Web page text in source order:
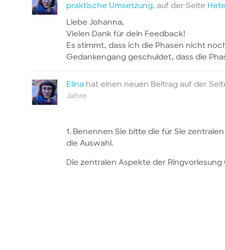
praktische Umsetzung, auf der Seite
Liebe Johanna,
Vielen Dank für dein Feedback!
Es stimmt, dass ich die Phasen nicht
Gedankengang geschuldet, dass die
Elina hat einen neuen Beitrag auf der
Jahre
1. Benennen Sie bitte die für Sie
die Auswahl.
Die zentralen Aspekte der